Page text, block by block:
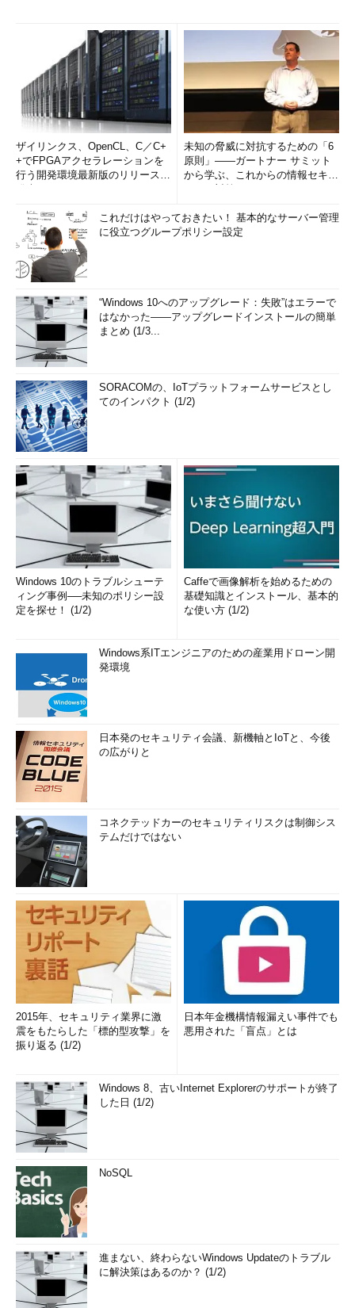
ザイリンクス、OpenCL、C／C+
+でFPGAアクセラレーションを
行う開発環境最新版のリリースを
未知の脅威に対抗するための「6
原則」――ガートナー サミット
から学ぶ、これからの情報セキュ
これだけはやっておきたい！ 基本的なサーバー管理
に役立つグループポリシー設定
“Windows 10へのアップグレード：失敗”はエラーで
はなかった――アップグレードインストールの簡単
まとめ (1/3...
SORACOMの、IoTプラットフォームサービスとし
てのインパクト (1/2)
Windows 10のトラブルシューテ
ィング事例──未知のポリシー設
定を探せ！ (1/2)
Caffeで画像解析を始めるための
基礎知識とインストール、基本的
な使い方 (1/2)
Windows系ITエンジニアのための産業用ドローン開
発環境
日本発のセキュリティ会議、新機軸とIoTと、今後
の広がりと
コネクテッドカーのセキュリティリスクは制御シス
テムだけではない
2015年、セキュリティ業界に激
震をもたらした「標的型攻撃」を
振り返る (1/2)
日本年金機構情報漏えい事件でも
悪用された「盲点」とは
Windows 8、古いInternet Explorerのサポートが終了
した日 (1/2)
NoSQL
進まない、終わらないWindows Updateのトラブル
に解決策はあるのか？ (1/2)